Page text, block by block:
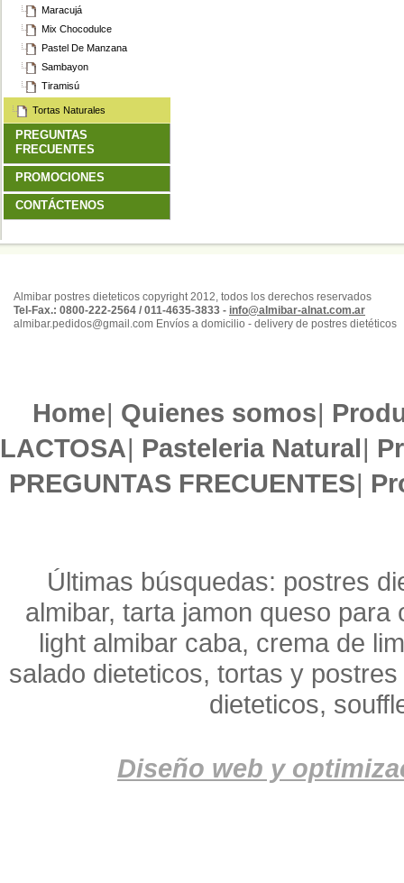
Maracujá
Mix Chocodulce
Pastel De Manzana
Sambayon
Tiramisú
Tortas Naturales
PREGUNTAS
FRECUENTES
PROMOCIONES
CONTÁCTENOS
Almibar postres dieteticos copyright 2012, todos los derechos reservados
Tel-Fax.: 0800-222-2564 / 011-4635-3833 - info@almibar-alnat.com.ar
almibar.pedidos@gmail.com Envíos a domicilio - delivery de postres dietéticos
Home| Quienes somos|
LACTOSA| Pasteleria Natural|
PREGUNTAS FRECUENTES|
Últimas búsquedas: postres
almibar, tarta jamon queso
light almibar caba, crema de
salado dieteticos, tortas y
dieteticos,
Diseño web y